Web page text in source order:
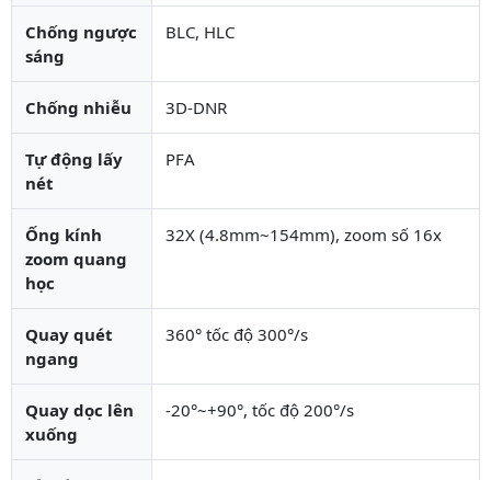
Chống ngược
sáng
BLC, HLC
Chống nhiễu 3D-DNR
Tự động lấy
nét
PFA
Ống kính
zoom quang
học
32X (4.8mm~154mm), zoom số 16x
Quay quét
ngang
360° tốc độ 300°/s
Quay dọc lên
xuống
-20°~+90°, tốc độ 200°/s